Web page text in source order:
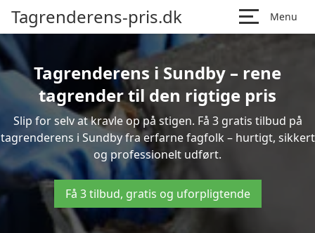
Tagrenderens-pris.dk Menu
Tagrenderens i Sundby – rene
tagrender til den rigtige pris
Slip for selv at kravle op på stigen. Få 3 gratis tilbud på
tagrenderens i Sundby fra erfarne fagfolk – hurtigt, sikkert
og professionelt udført.
Få 3 tilbud, gratis og uforpligtende